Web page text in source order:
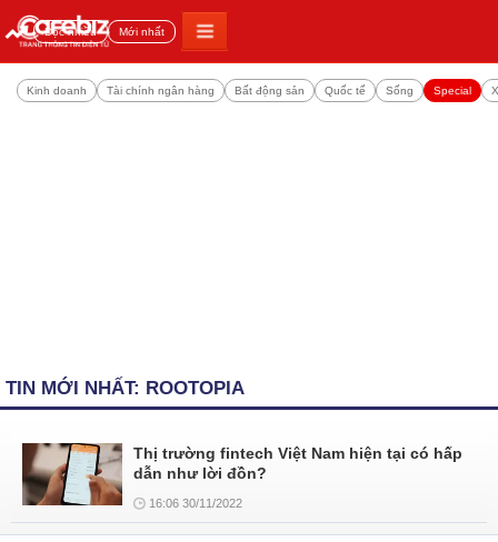
Đọc nhiều Mới nhất
Kinh doanh Tài chính ngân hàng Bất động sản Quốc tế Sống Special
TIN MỚI NHẤT: ROOTOPIA
Thị trường fintech Việt Nam hiện tại có hấp
dẫn như lời đồn?
16:06 30/11/2022